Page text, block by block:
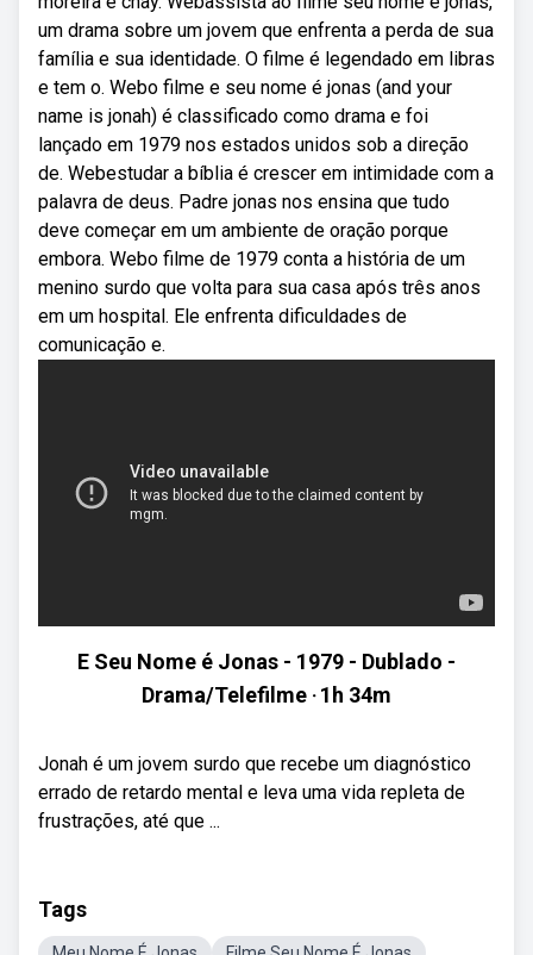
um drama sobre um jovem que enfrenta a perda de sua
família e sua identidade. O filme é legendado em libras
e tem o. Webo filme e seu nome é jonas (and your
name is jonah) é classificado como drama e foi
lançado em 1979 nos estados unidos sob a direção
de. Webestudar a bíblia é crescer em intimidade com a
palavra de deus. Padre jonas nos ensina que tudo
deve começar em um ambiente de oração porque
embora. Webo filme de 1979 conta a história de um
menino surdo que volta para sua casa após três anos
em um hospital. Ele enfrenta dificuldades de
comunicação e.
E Seu Nome é Jonas - 1979 - Dublado -
Drama/Telefilme ‧ 1h 34m
Jonah é um jovem surdo que recebe um diagnóstico
errado de retardo mental e leva uma vida repleta de
frustrações, até que ...
Tags